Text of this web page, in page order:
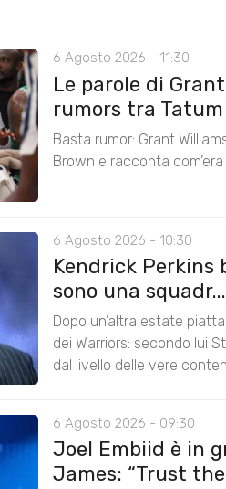
6 Agosto 2026 - 11:30
Le parole di
rumors tra Tatum
Basta rumor: Grant
Brown e racconta
6 Agosto 2026 - 10:30
Kendrick Perkins
sono una squadr...
Dopo un’altra estate
dei Warriors: secondo lui
dal livello delle vere
6 Agosto 2026 - 09:30
Joel Embiid è in
James: “Trust